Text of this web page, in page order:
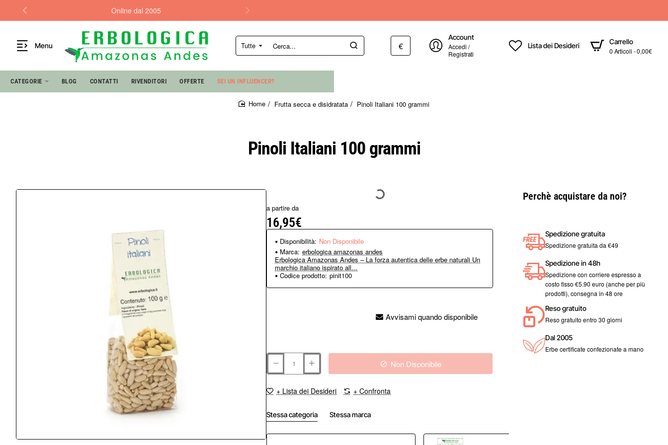
Online dal 2005
Menu Tutte
Cerca... €
Account
Accedi /
Registrati
Lista dei Desideri
Carrello
0 Articoli - 0,00€
CATEGORIE BLOG CONTATTI RIVENDITORI OFFERTE SEI UN INFLUENCER?
Pinoli Italiani 100 grammi
Frutta secca e disidratata Pinoli Italiani 100 grammi
a partire da
16,95€
Disponibilità: Non Disponibile
Marca: erbologica amazonas andes
Erbologica Amazonas Andes – La forza autentica delle erbe naturali Un
marchio italiano ispirato all...
Codice prodotto: pinit100
Avvisami quando disponibile
Non Disponibile
+ Lista dei Desideri + Confronta
Stessa categoria Stessa marca
Perchè acquistare da noi?
Spedizione gratuita
Spedizione gratuita da €49
Spedizione in 48h
Spedizione con corriere espresso a
costo fisso €5.90 euro (anche per più
prodotti), consegna in 48 ore
Reso gratuito
Reso gratuito entro 30 giorni
Dal 2005
Erbe certificate confezionate a mano